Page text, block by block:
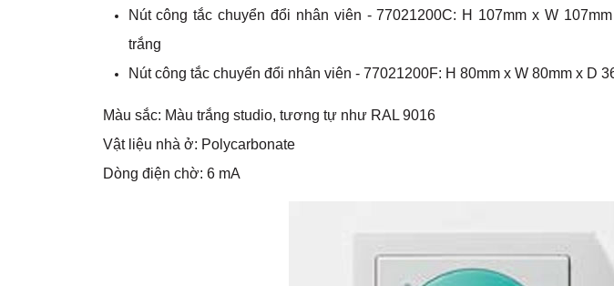
Nút công tắc chuyển đổi nhân viên - 77021200C: H 107mm x W
trắng
Nút công tắc chuyển đổi nhân viên - 77021200F: H 80mm x W 80mm x D
Màu sắc: Màu trắng studio, tương tự như RAL 9016
Vật liệu nhà ở: Polycarbonate
Dòng điện chờ: 6 mA